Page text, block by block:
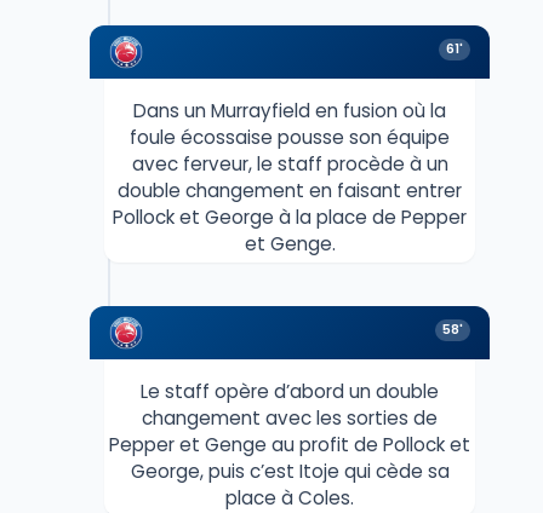
61'
Dans un Murrayfield en fusion où la
foule écossaise pousse son équipe
avec ferveur, le staff procède à un
double changement en faisant entrer
Pollock et George à la place de Pepper
et Genge.
58'
Le staff opère d’abord un double
changement avec les sorties de
Pepper et Genge au profit de Pollock et
George, puis c’est Itoje qui cède sa
place à Coles.